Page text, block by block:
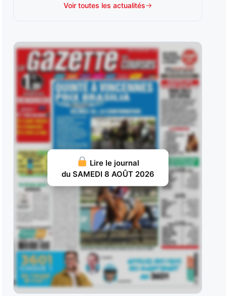
Duty : A Saint-Cloud, après un départ loin d’être
JUILLET 24, 2026 20
Lady Bird Jenilat : Le 9 juillet, ici même,
hésitante au passage devant les
JUILLET 23, 2026 20
Kéops Bégonia : Le 12 juillet, à Clairefontaine,
propulsé aux avant-postes à un
JUILLET 20, 2026 19
Hepburn : Le 2 mai, à Marseille-Vivaux, en
dernière position, Hepburn (numéro
JUILLET 16, 2026 20
Karnac Wood : Le 20 mai, au Croisé-Laroche,
hésitant en partant, puis au
JUILLET 13, 2026 18
Plotinus : Le 28 juin, sur 2.400 mètres à Saint-
Cloud, l’un des
JUILLET 11, 2026 15
Voir toutes les actualités
Lire le journal
du SAMEDI 8 AOÛT 2026